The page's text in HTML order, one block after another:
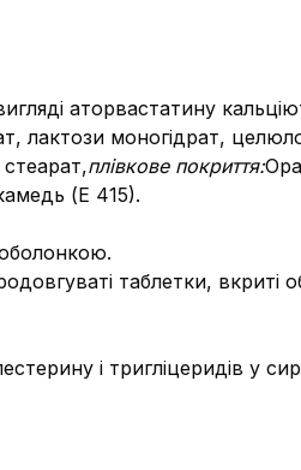
аторвастатину
лактози моногідрат,
плівкове покриття:
(Е 415).
таблетки, вкриті
і тригліцеридів у